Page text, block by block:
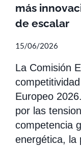
más
de escalar
15/06/2026
La Comisión
Europeo
por las
competencia
energética,